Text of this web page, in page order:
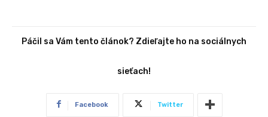
Páčil sa Vám tento článok? Zdieľajte ho na sociálnych
sieťach!
Facebook Twitter